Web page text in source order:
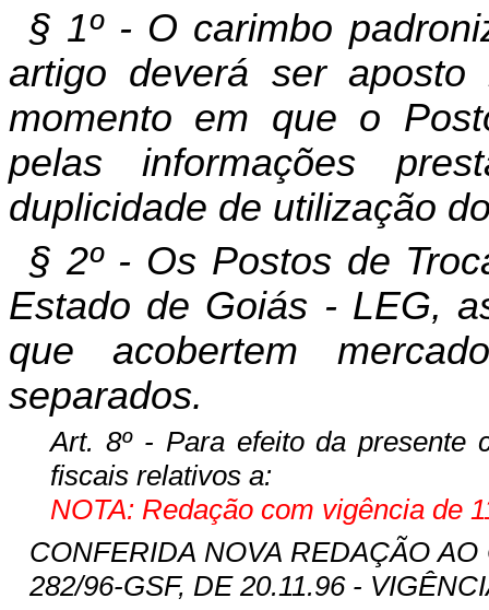
§ 1º - O carimbo
artigo deverá ser
momento em que o
pelas informações
duplicidade de utilização
§ 2º - Os Postos de
Estado de Goiás - LEG,
que acobertem
separados.
Art. 8º - Para efeito da presente
fiscais relativos a:
NOTA: Redação com vigência de
CONFERIDA NOVA REDAÇÃO AO
282/96-GSF, DE 20.11.96 -